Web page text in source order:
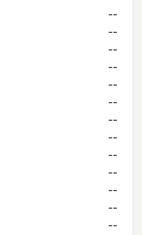
--
--
--
--
--
--
--
--
--
--
--
--
--